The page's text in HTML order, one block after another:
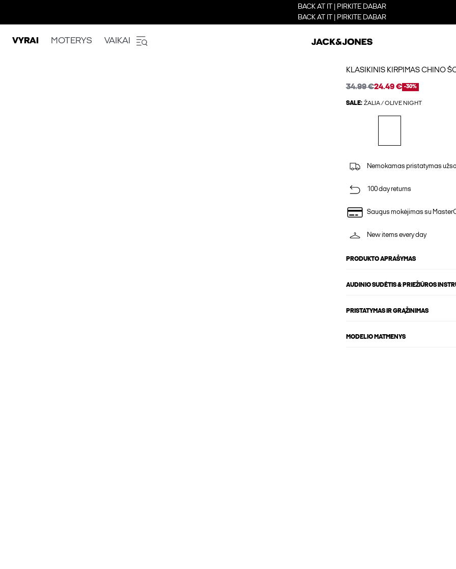
BACK AT IT | PIRKITE DABAR
BACK AT IT | PIRKITE DABAR
VYRAI MOTERYS VAIKAI
KLASIKINIS KIRPIMAS CHINO
34.99 €24.49 € -30%
SALE: ŽALIA / OLIVE NIGHT
Nemokamas pristatymas
100 day returns
Saugus mokėjimas su
New items every day
PRODUKTO APRAŠYMAS
AUDINIO SUDĖTIS & PRIEŽIŪROS
PRISTATYMAS IR GRĄŽINIMAS
MODELIO MATMENYS